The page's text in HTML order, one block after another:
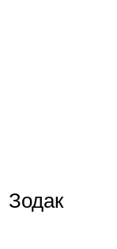
Зодак